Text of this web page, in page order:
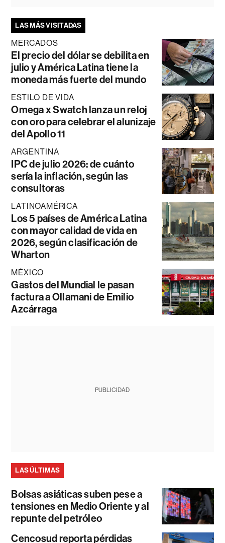
LAS MÁS VISITADAS
MERCADOS
El precio del dólar se debilita en
julio y América Latina tiene la
moneda más fuerte del mundo
ESTILO DE VIDA
Omega x Swatch lanza un reloj
con oro para celebrar el alunizaje
del Apollo 11
ARGENTINA
IPC de julio 2026: de cuánto
sería la inflación, según las
consultoras
LATINOAMÉRICA
Los 5 países de América Latina
con mayor calidad de vida en
2026, según clasificación de
Wharton
MÉXICO
Gastos del Mundial le pasan
factura a Ollamani de Emilio
Azcárraga
PUBLICIDAD
LAS ÚLTIMAS
Bolsas asiáticas suben pese a
tensiones en Medio Oriente y al
repunte del petróleo
Cencosud reporta pérdidas